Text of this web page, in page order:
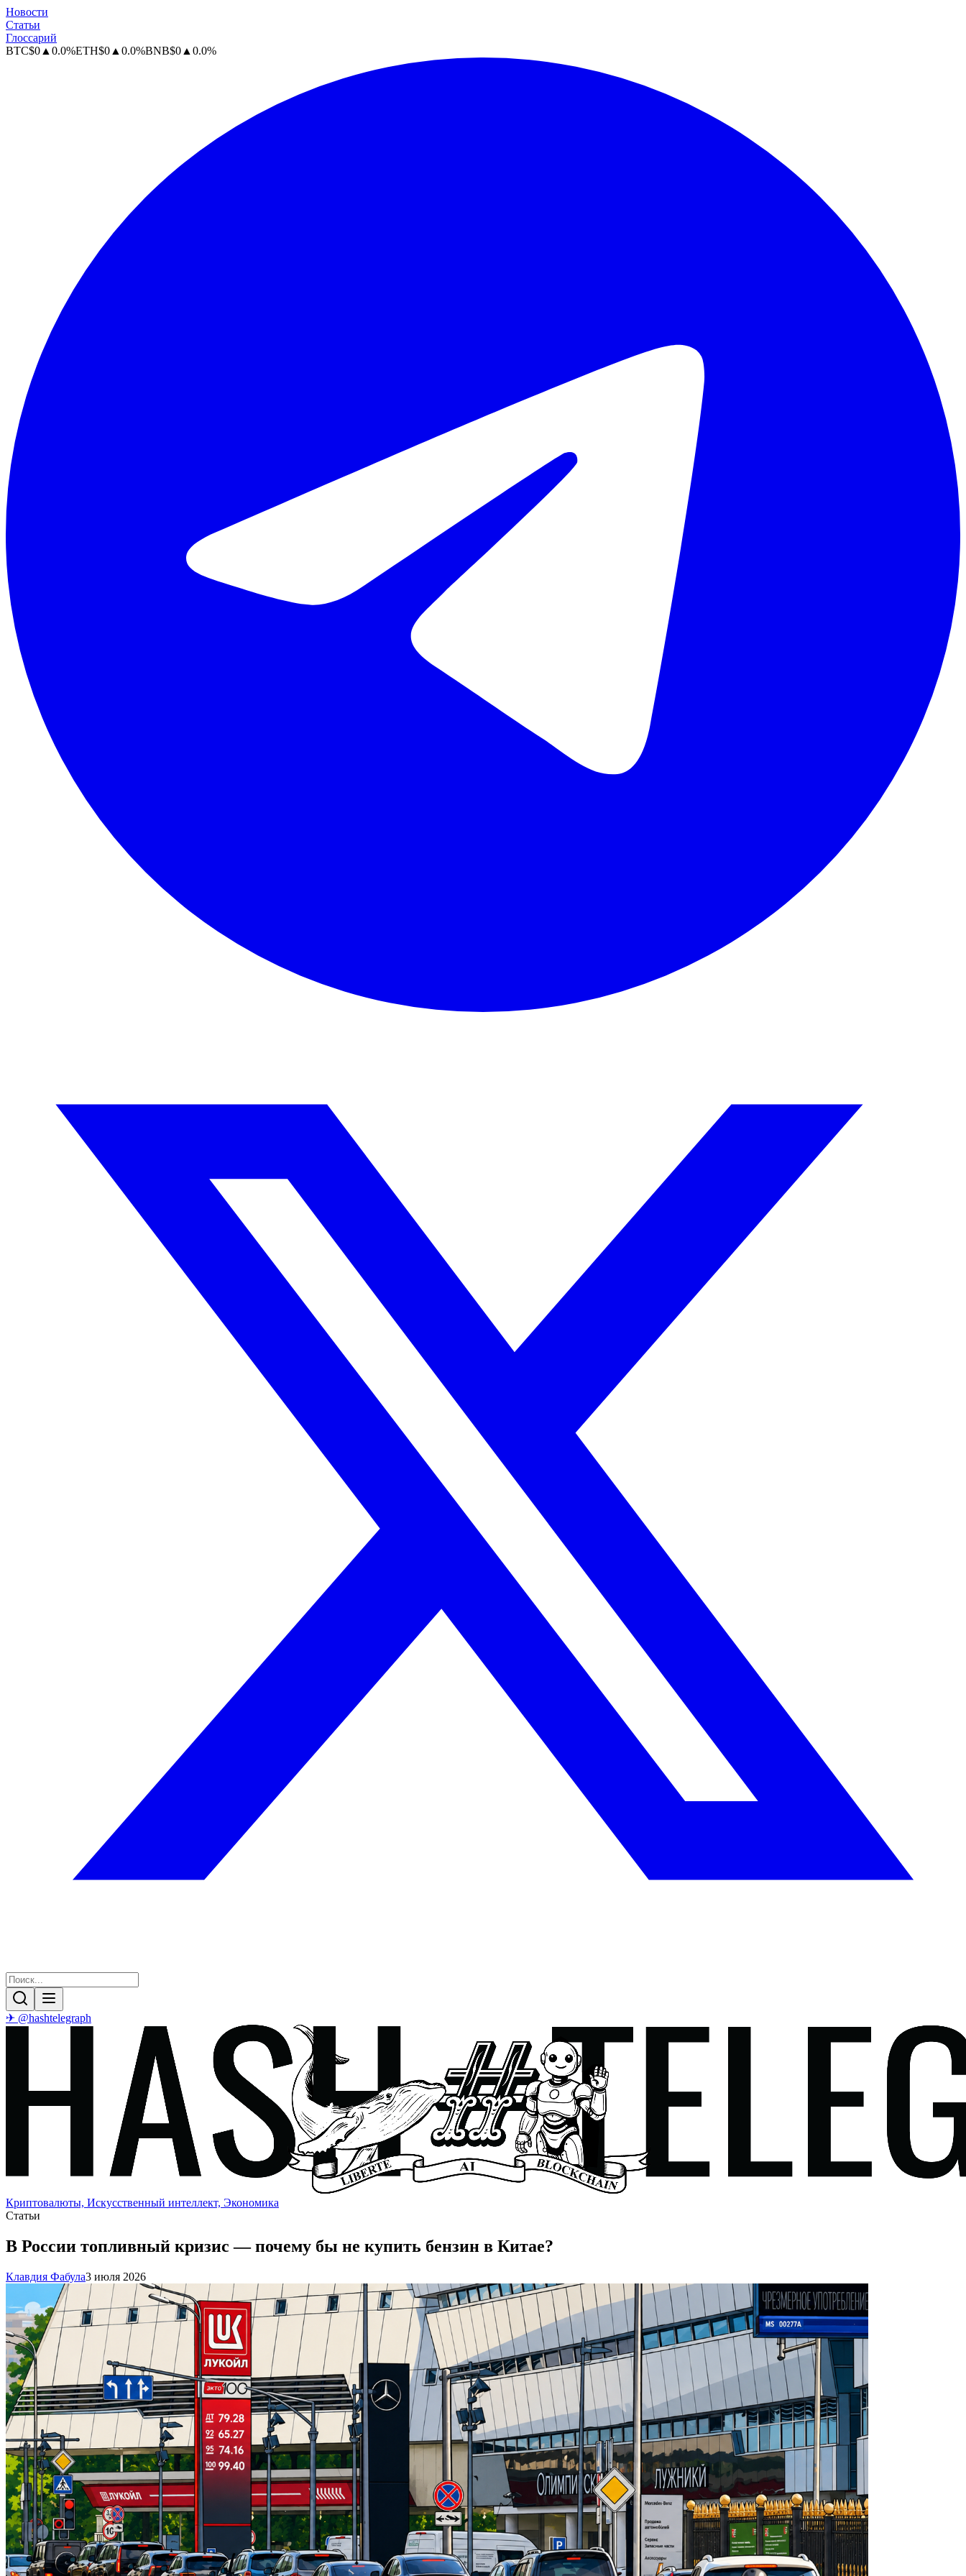
Новости
Статьи
Глоссарий
BTC$0 ▲ 0.0%ETH$0 ▲ 0.0%BNB$0 ▲ 0.0%
✈ @hashtelegraph
Криптовалюты, Искусственный интеллект, Экономика
Статьи
В России топливный кризис — почему бы не купить бензин в Китае?
Клавдия Фабула3 июля 2026